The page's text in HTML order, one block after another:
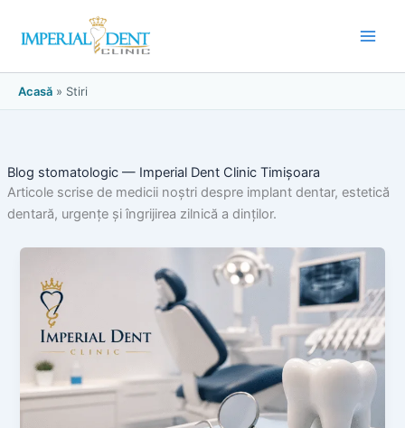
Acasă » Stiri
Blog stomatologic — Imperial Dent Clinic Timișoara
Articole scrise de medicii noștri despre implant dentar, estetică
dentară, urgențe și îngrijirea zilnică a dinților.